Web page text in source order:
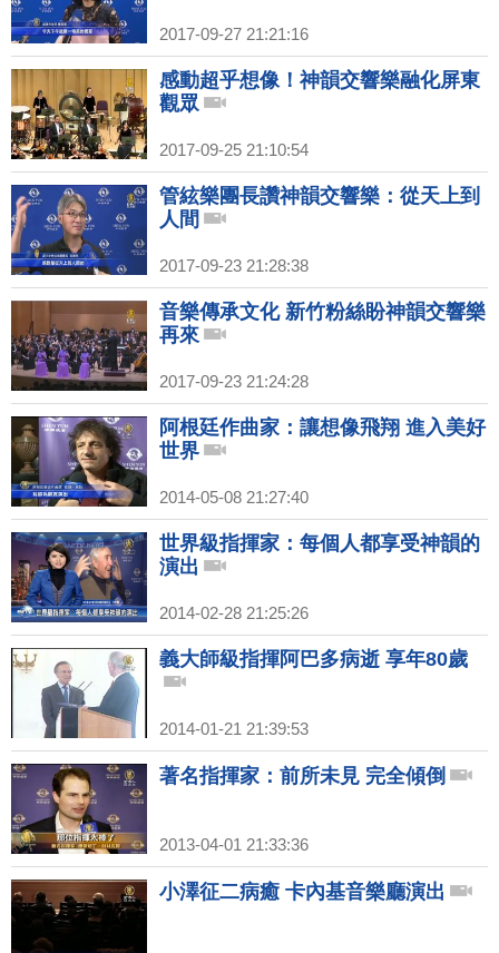
2017-09-27 21:21:16
感動超乎想像！神韻交響樂融化屏東
觀眾
2017-09-25 21:10:54
管絃樂團長讚神韻交響樂：從天上到
人間
2017-09-23 21:28:38
音樂傳承文化 新竹粉絲盼神韻交響樂
再來
2017-09-23 21:24:28
阿根廷作曲家：讓想像飛翔 進入美好
世界
2014-05-08 21:27:40
世界級指揮家：每個人都享受神韻的
演出
2014-02-28 21:25:26
義大師級指揮阿巴多病逝 享年80歲
2014-01-21 21:39:53
著名指揮家：前所未見 完全傾倒
2013-04-01 21:33:36
小澤征二病癒 卡內基音樂廳演出